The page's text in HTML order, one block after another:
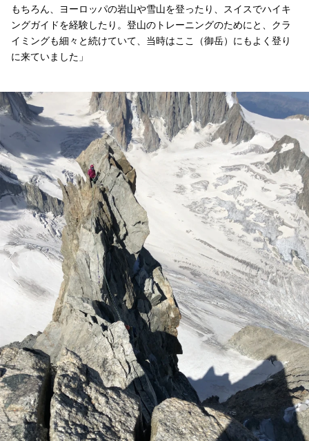
もちろん、ヨーロッパの岩山や雪山を登ったり、スイスでハイキ
ングガイドを経験したり。登山のトレーニングのためにと、クラ
イミングも細々と続けていて、当時はここ（御岳）にもよく登り
に来ていました」